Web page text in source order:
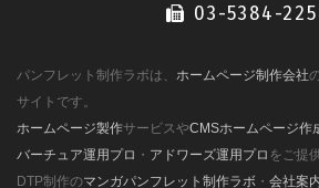
03-5384-
パンフレット制作ラボは、 ホームページ制作会社
サイトです。
ホームページ製作サービスやCMSホームページ作
バーチュア運用プロ ・ アドワーズ運用プロ をご提供
DTP制作のマンガパンフレット制作ラボ ・ 会社案